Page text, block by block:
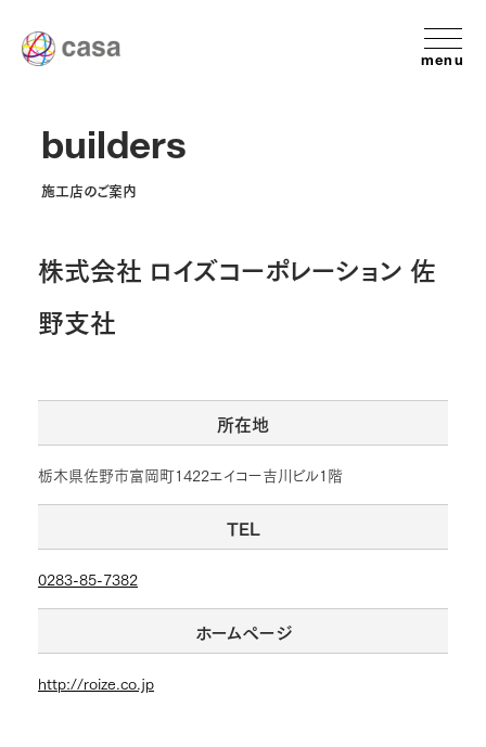
menu
builders
施工店のご案内
株式会社 ロイズコーポレーション 佐
野支社
所在地
栃木県佐野市富岡町1422エイコー吉川ビル1階
TEL
0283-85-7382
ホームページ
http://roize.co.jp